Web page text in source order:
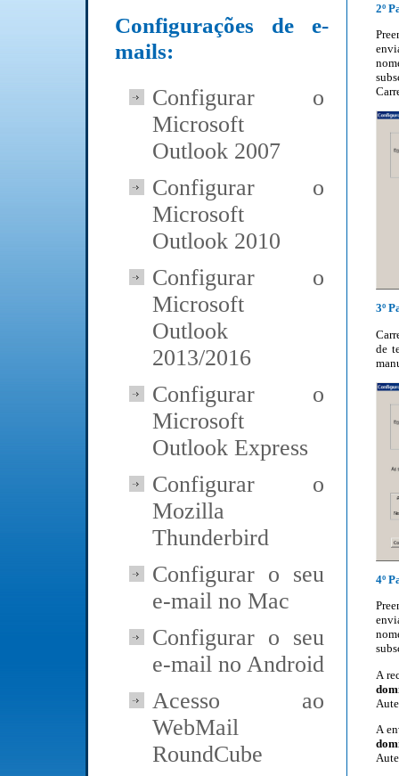
Configurações de e-
mails:
Configurar o
Microsoft
Outlook 2007
Configurar o
Microsoft
Outlook 2010
Configurar o
Microsoft
Outlook
2013/2016
Configurar o
Microsoft
Outlook Express
Configurar o
Mozilla
Thunderbird
Configurar o seu
e-mail no Mac
Configurar o seu
e-mail no Android
Acesso ao
WebMail
RoundCube
2º
3º
de
4º
A
A